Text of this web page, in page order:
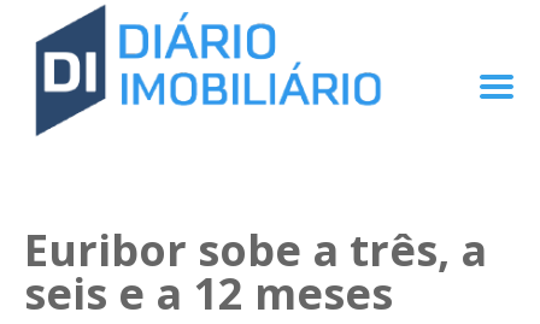
Euribor sobe a três, a
seis e a 12 meses